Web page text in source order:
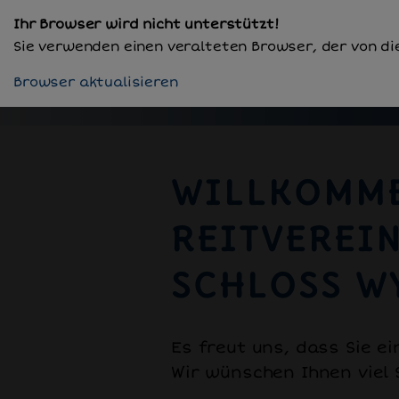
REITVEREIN SCHLOSS
REITVEREIN
SCHLOSS
Es freut uns, dass Sie
Wir wünschen Ihnen viel
Ihr Browser wird nicht unterstützt!
Sie verwenden einen veralteten Browser, der von
Browser aktualisieren